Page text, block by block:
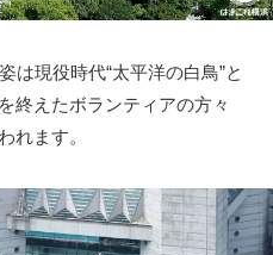
は現役時代“太平洋の白鳥”と
終えたボランティアの方々
れます。